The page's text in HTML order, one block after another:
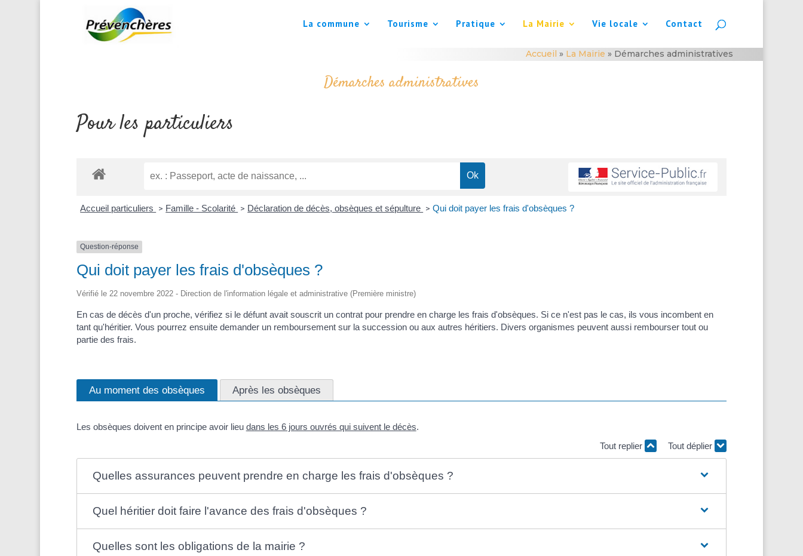
La commune Tourisme Pratique La Mairie Vie locale Contact
Accueil » La Mairie » Démarches administratives
Démarches administratives
Pour les particuliers
Accueil particuliers > Famille - Scolarité > Déclaration de décès, obsèques et sépulture > Qui doit payer les frais d'obsèques ?
Question-réponse
Qui doit payer les frais d'obsèques ?
Vérifié le 22 novembre 2022 - Direction de l'information légale et administrative (Première ministre)
En cas de décès d'un proche, vérifiez si le défunt avait souscrit un contrat pour prendre en charge les frais d'obsèques. Si ce n'est pas le cas, ils vous incombent en
tant qu'héritier. Vous pourrez ensuite demander un remboursement sur la succession ou aux autres héritiers. Divers organismes peuvent aussi rembourser tout ou
partie des frais.
Au moment des obsèques Après les obsèques
Les obsèques doivent en principe avoir lieu dans les 6 jours ouvrés qui suivent le décès.
Tout replier
Tout déplier
Quelles assurances peuvent prendre en charge les frais d'obsèques ?
Quel héritier doit faire l'avance des frais d'obsèques ?
Quelles sont les obligations de la mairie ?